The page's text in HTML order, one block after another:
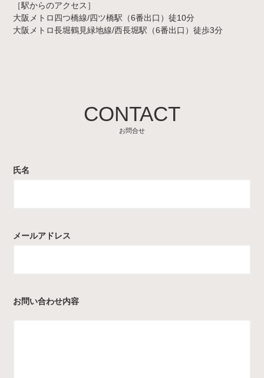
［駅からのアクセス］
大阪メトロ四つ橋線/四ツ橋駅（6番出口）徒10分
大阪メトロ長堀鶴見緑地線/西長堀駅（6番出口）徒歩3分
CONTACT
お問合せ
氏名
メールアドレス
お問い合わせ内容